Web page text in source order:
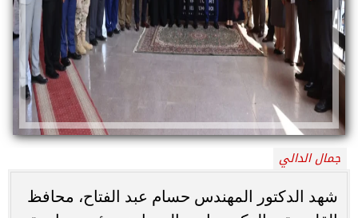
جمال الدالي
شهد الدكتور المهندس حسام عبد الفتاح، محافظ